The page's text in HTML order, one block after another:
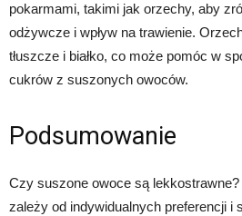
pokarmami, takimi jak orzechy, aby
odżywcze i wpływ na trawienie.
tłuszcze i białko, co może pomóc w
cukrów z suszonych owoców.
Podsumowanie
Czy suszone owoce są
zależy od indywidualnych preferencji i